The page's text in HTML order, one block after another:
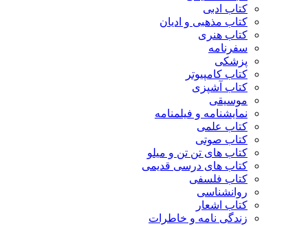
کتاب ادبی
کتاب مذهبی و ادیان
کتاب هنری
سفرنامه
پزشکی
کتاب کامپیوتر
کتاب آشپزی
موسیقی
نمایشنامه و فیلمنامه
کتاب علمی
کتاب صوتی
کتاب های تن تن و میلو
کتاب های درسی قدیمی
کتاب فلسفی
روانشناسی
کتاب اشعار
زندگی نامه و خاطرات